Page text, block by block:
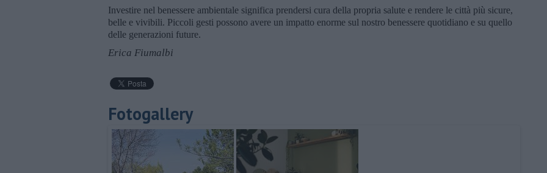
Investire nel benessere ambientale significa prendersi cura della propria salute e rendere le città più sicure,
belle e vivibili. Piccoli gesti possono avere un impatto enorme sul nostro benessere quotidiano e su quello
delle generazioni future.
Erica Fiumalbi
Fotogallery